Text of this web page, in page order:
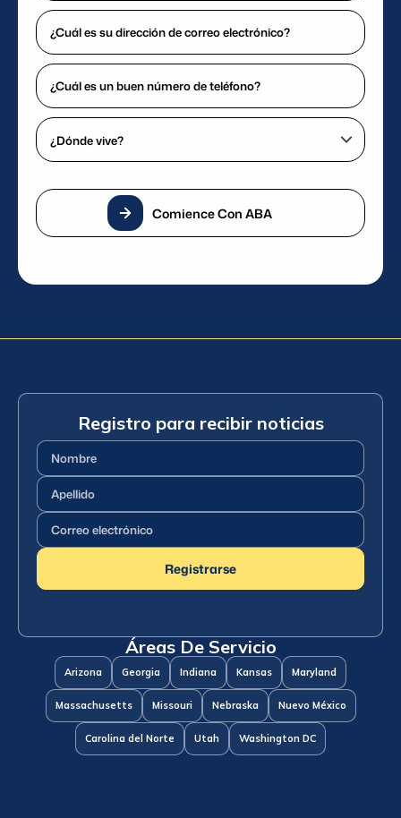
su
nombre?
(Requerido)
¿Cuál
es
su
dirección
de
correo
electrónico?
¿Cuál
es
un
buen
número
de
teléfono?
(Requerido)
¿Dónde
vive?
Comience Con ABA
Registro para recibir noticias
Nombre
Apellido
Correo
electrónico(Requerido)
Registrarse
Áreas De Servicio
Arizona Georgia Indiana Kansas Maryland
Massachusetts Missouri Nebraska Nuevo México
Carolina del Norte Utah Washington DC